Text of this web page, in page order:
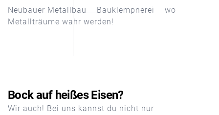
Neubauer Metallbau – Bauklempnerei – wo
Metallträume wahr werden!
Bock auf heißes Eisen?
Wir auch! Bei uns kannst du nicht nur